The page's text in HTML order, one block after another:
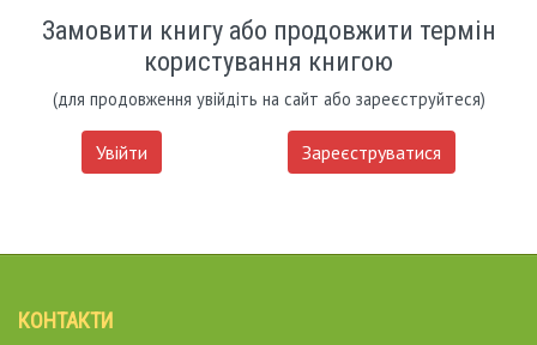
Замовити книгу або продовжити термін
користування книгою
(для продовження увійдіть на сайт або зареєструйтеся)
Увійти Зареєструватися
КОНТАКТИ